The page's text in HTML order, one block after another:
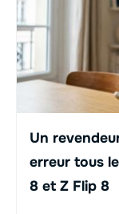
Un
erreur tous
8 et Z Flip 8